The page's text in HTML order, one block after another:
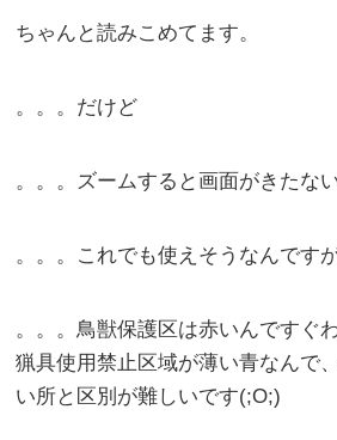
ちゃんと読みこめてます。
。。。だけど
。。。ズームすると画面がきたない
。。。これでも使えそうなんですが
。。。鳥獣保護区は赤いんですぐ
猟具使用禁止区域が薄い青なんで
い所と区別が難しいです(;O;)